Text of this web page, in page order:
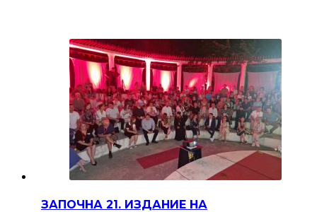
ЗАПОЧНА 21. ИЗДАНИЕ НА